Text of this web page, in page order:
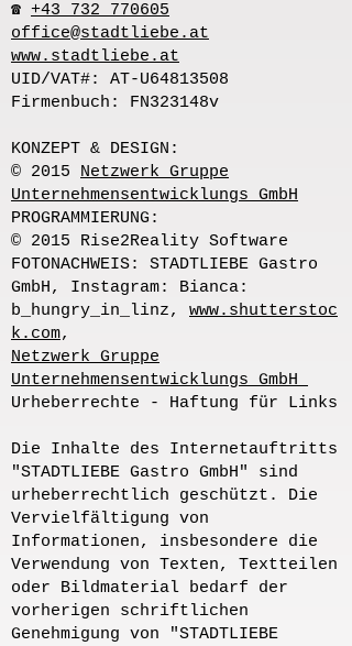
☎ +43 732 770605
office@stadtliebe.at
www.stadtliebe.at
UID/VAT#: AT-U64813508
Firmenbuch: FN323148v
KONZEPT & DESIGN:
© 2015 Netzwerk Gruppe
Unternehmensentwicklungs GmbH
PROGRAMMIERUNG:
© 2015 Rise2Reality Software
FOTONACHWEIS: STADTLIEBE Gastro
GmbH, Instagram: Bianca:
b_hungry_in_linz, www.shutterstoc
k.com,
Netzwerk Gruppe
Unternehmensentwicklungs GmbH
Urheberrechte - Haftung für Links
Die Inhalte des Internetauftritts
"STADTLIEBE Gastro GmbH" sind
urheberrechtlich geschützt. Die
Vervielfältigung von
Informationen, insbesondere die
Verwendung von Texten, Textteilen
oder Bildmaterial bedarf der
vorherigen schriftlichen
Genehmigung von "STADTLIEBE